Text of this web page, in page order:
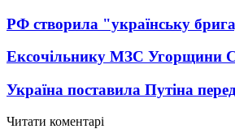
РФ створила "українську
Ексочільнику МЗС Угорщини
Україна поставила Путіна
Читати коментарі